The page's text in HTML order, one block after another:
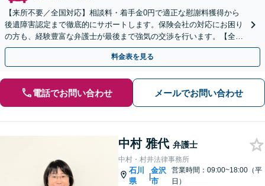
【来所不要／全国対応】相談料・着手金0円で適正な慰謝料獲得から
後遺障害認定まで徹底的にサポートします。保険会社の対応にお困り
の方も、経験豊富な弁護士が最後まで強気の交渉を行います。【全国
13拠点】お気軽にご相談ください。
料金表を見る
電話でお問い合わせ メールでお問い合わせ
中村 雅代 弁護士
中村・村井法律事務所
石川
県
|
金沢
市
営業時間：09:00~18:00（平
日）